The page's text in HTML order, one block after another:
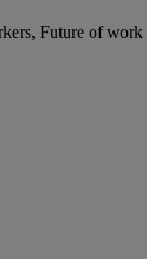
Future of work